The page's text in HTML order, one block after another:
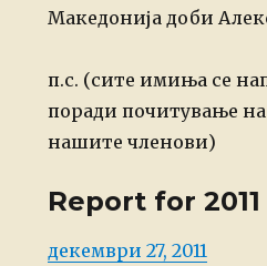
Македонија доби
п.с. (сите имиња се
поради почитување
нашите членови)
Report for 2011
Posted
декември 27, 2011